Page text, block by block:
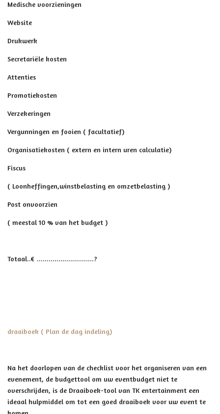
Medische voorzieningen
Website
Drukwerk
Secretariële kosten
Attenties
Promotiekosten
Verzekeringen
Vergunningen en fooien ( facultatief)
Organisatiekosten ( extern en intern uren calculatie)
Fiscus
( Loonheffingen,winstbelasting en omzetbelasting )
Post onvoorzien
( meestal 10 % van het budget )
Totaal..€ .............................?
draaiboek ( Plan de dag indeling)
Na het doorlopen van de checklist voor het organiseren van een
evenement, de budgettool om uw eventbudget niet te
overschrijden, is de Draaiboek-tool van TK entertainment een
ideaal hulpmiddel om tot een goed draaiboek voor uw event te